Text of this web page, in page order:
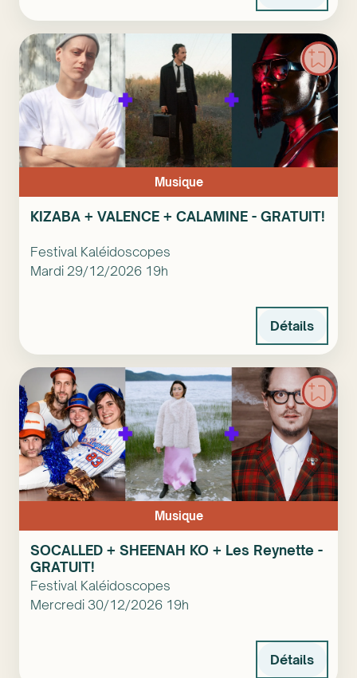
Musique
KIZABA + VALENCE + CALAMINE - GRATUIT!
Festival Kaléidoscopes
Mardi 29/12/2026 19h
Détails
Musique
SOCALLED + SHEENAH KO + Les Reynette -
GRATUIT!
Festival Kaléidoscopes
Mercredi 30/12/2026 19h
Détails